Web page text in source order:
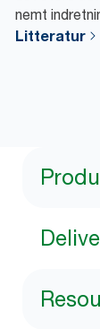
nemt
Litteratur